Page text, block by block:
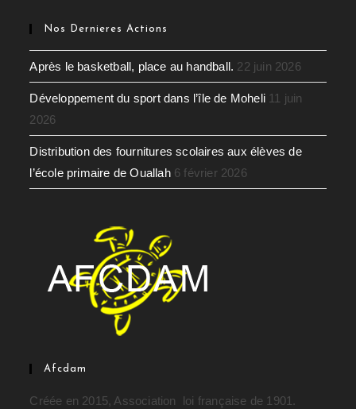
Nos Dernieres Actions
Après le basketball, place au handball. 22 juin 2026
Développement du sport dans l’île de Moheli 11 juin
2026
Distribution des fournitures scolaires aux élèves de
l’école primaire de Ouallah 6 février 2026
Afcdam
Créée en 2015, Association loi française de 1901.